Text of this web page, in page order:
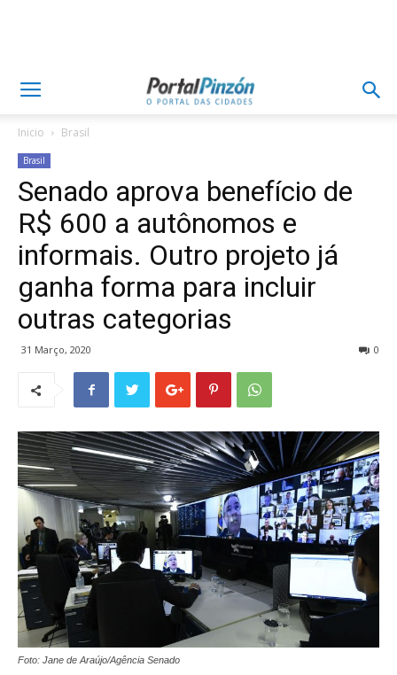
Inicio Brasil
Brasil
Senado aprova benefício de
R$ 600 a autônomos e
informais. Outro projeto já
ganha forma para incluir
outras categorias
31 Março, 2020 0
Foto: Jane de Araújo/Agência Senado